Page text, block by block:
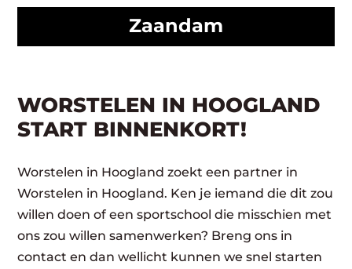
Zaandam
WORSTELEN IN HOOGLAND
START BINNENKORT!
Worstelen in Hoogland zoekt een partner in
Worstelen in Hoogland. Ken je iemand die dit zou
willen doen of een sportschool die misschien met
ons zou willen samenwerken? Breng ons in
contact en dan wellicht kunnen we snel starten